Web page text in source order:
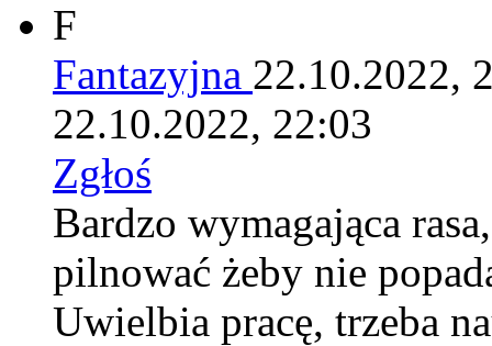
F
Fantazyjna 22.10.2022,
22.10.2022, 22:03
Zgłoś
Bardzo wymagająca
pilnować żeby nie
Uwielbia pracę, trzeba